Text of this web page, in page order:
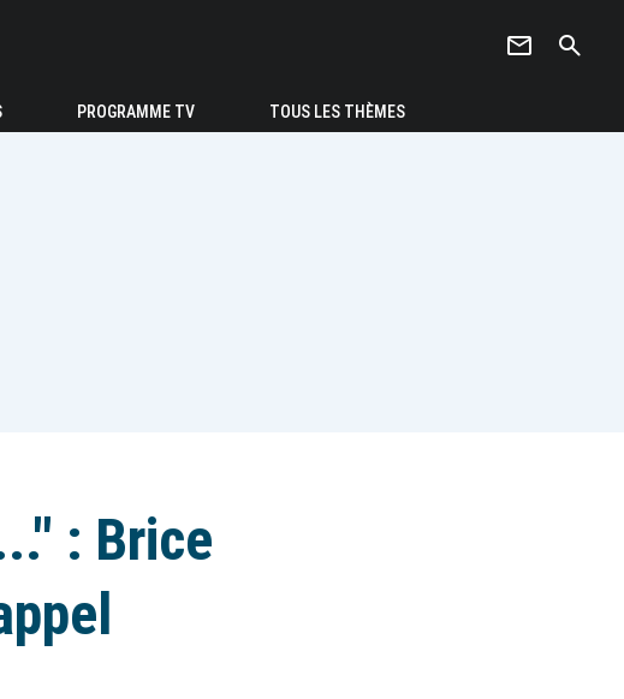
newsletter search
PROGRAMME TV TOUS LES THÈMES
: Brice